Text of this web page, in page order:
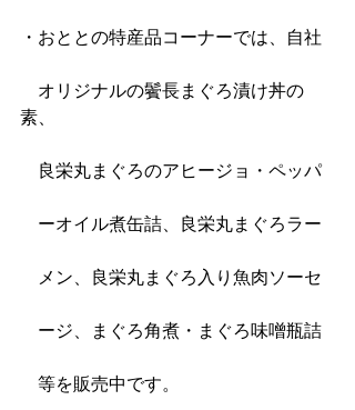
・おととの特産品コーナーでは、自社
オリジナルの鬢長まぐろ漬け丼の
素、
良栄丸まぐろのアヒージョ・ペッパ
ーオイル煮缶詰、良栄丸まぐろラー
メン、良栄丸まぐろ入り魚肉ソーセ
ージ、まぐろ角煮・まぐろ味噌瓶詰
等を販売中です。